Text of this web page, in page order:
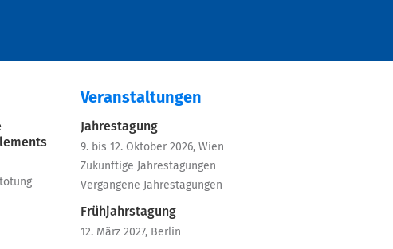
Veranstaltungen
Jahrestagung
9. bis 12. Oktober 2026, Wien
Zukünftige Jahrestagungen
Vergangene Jahrestagungen
Frühjahrstagung
12. März 2027, Berlin